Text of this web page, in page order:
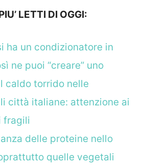
LETTI DI OGGI:
ha un condizionatore in
ne puoi “creare” uno
caldo torrido nelle
città italiane: attenzione ai
fragili
delle proteine nello
quelle vegetali